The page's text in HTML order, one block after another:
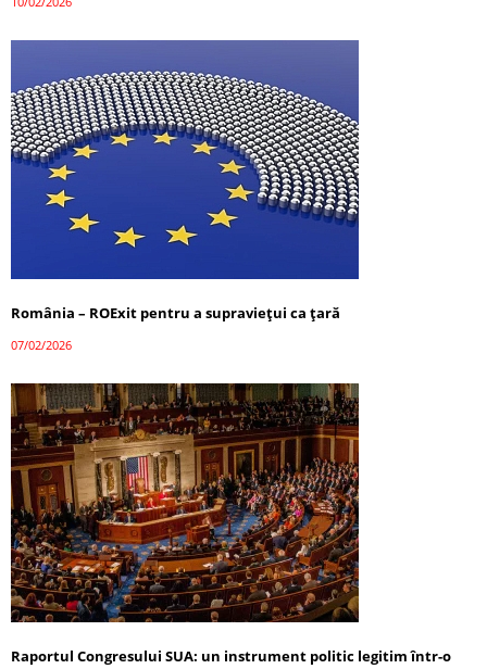
România – ROExit pentru a supraviețui ca țară
07/02/2026
Raportul Congresului SUA: un instrument politic legitim într-o